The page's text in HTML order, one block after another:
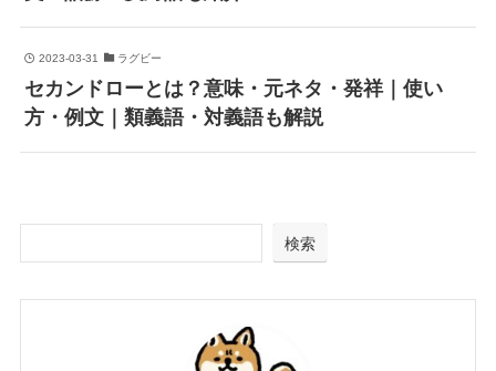
2023-03-31 ラグビー
セカンドローとは？意味・元ネタ・発祥｜使い
方・例文｜類義語・対義語も解説
検索